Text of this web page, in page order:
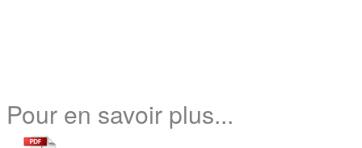
Pour en savoir plus...